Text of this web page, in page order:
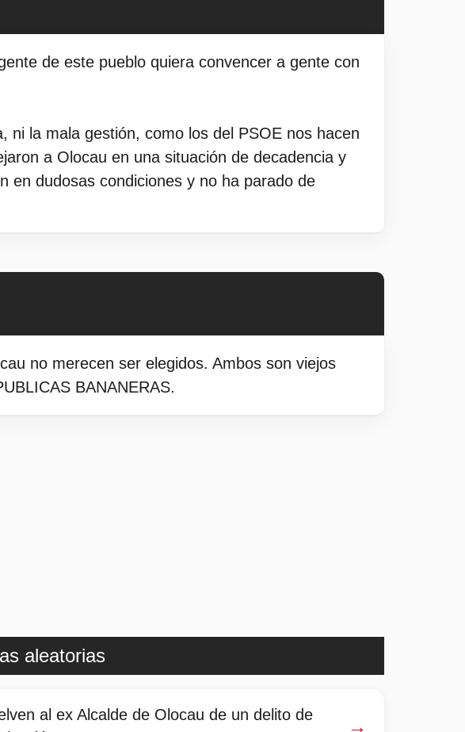
de este pueblo quiera convencer a gente con
ni la mala gestión, como los del PSOE nos hacen
a Olocau en una situación de decadencia y
en dudosas condiciones y no ha parado de
no merecen ser elegidos. Ambos son viejos
BANANERAS.
aleatorias
al ex Alcalde de Olocau de un delito de
→